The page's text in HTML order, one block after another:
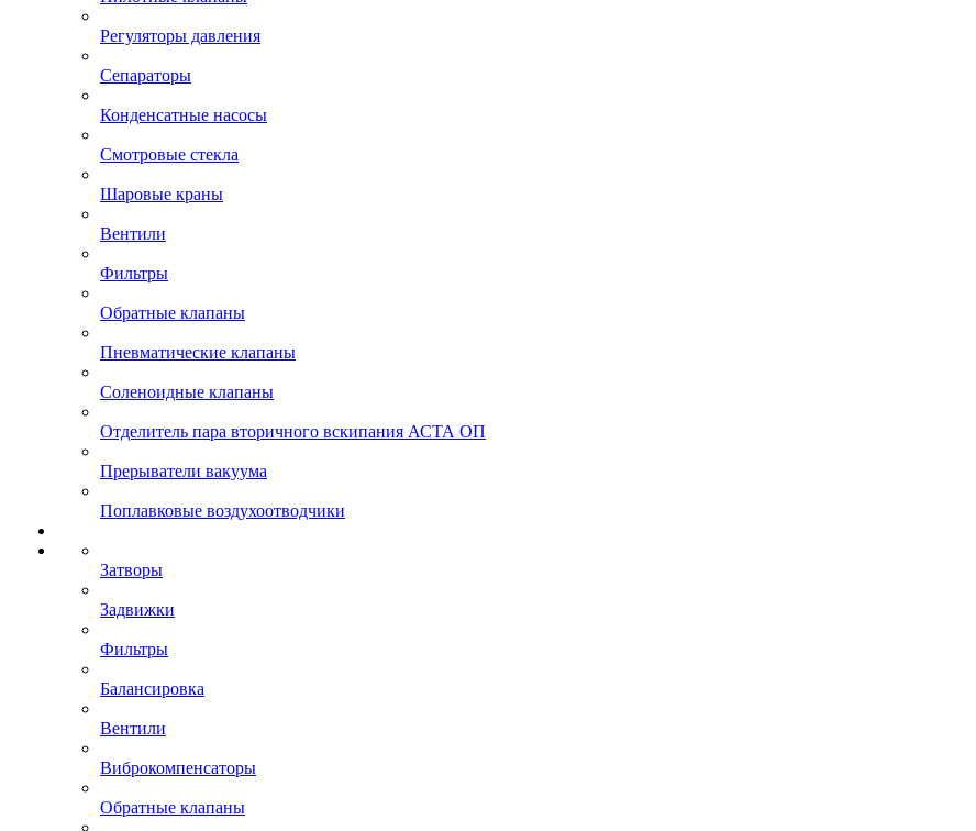
Регуляторы давления
Сепараторы
Конденсатные насосы
Смотровые стекла
Шаровые краны
Вентили
Фильтры
Обратные клапаны
Пневматические клапаны
Соленоидные клапаны
Отделитель пара вторичного вскипания АСТА ОП
Прерыватели вакуума
Поплавковые воздухоотводчики
Затворы
Задвижки
Фильтры
Балансировка
Вентили
Виброкомпенсаторы
Обратные клапаны